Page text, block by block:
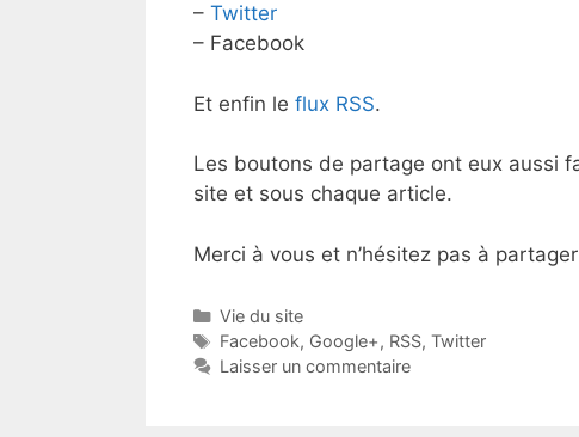
– Twitter
– Facebook
Et enfin le flux RSS.
Les boutons de partage ont eux aussi
site et sous chaque article.
Merci à vous et n’hésitez pas à partager
Catégories
Vie du site
Étiquettes
Facebook, Google+, RSS, Twitter
Laisser un commentaire